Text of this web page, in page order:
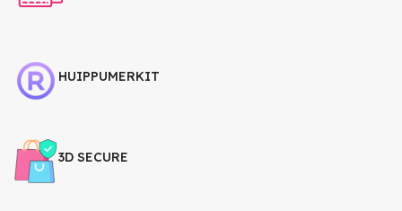
HUIPPUMERKIT
3D SECURE